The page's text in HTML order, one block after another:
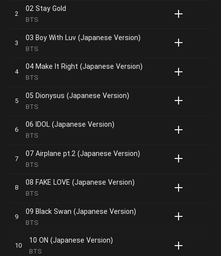
02 Stay Gold
BTS
03 Boy With Luv (Japanese Version)
BTS
04 Make It Right (Japanese Version)
BTS
05 Dionysus (Japanese Version)
BTS
06 IDOL (Japanese Version)
BTS
07 Airplane pt.2 (Japanese Version)
BTS
08 FAKE LOVE (Japanese Version)
BTS
09 Black Swan (Japanese Version)
BTS
10 ON (Japanese Version)
BTS